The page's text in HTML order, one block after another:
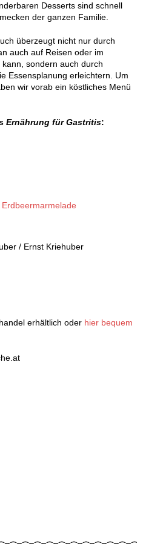
Desserts sind schnell
der ganzen Familie.
überzeugt nicht nur durch
auch auf Reisen oder im
sondern auch durch
Essensplanung erleichtern. Um
wir vorab ein köstliches Menü
Ernährung für Gastritis:
/ Ernst Kriehuber
erhältlich oder hier bequem